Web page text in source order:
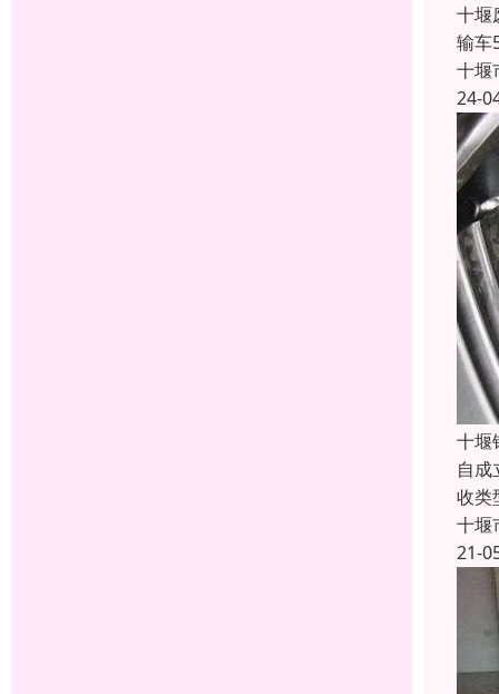
十堰
输车
十堰
24-
十堰
自
收类
十堰
21-